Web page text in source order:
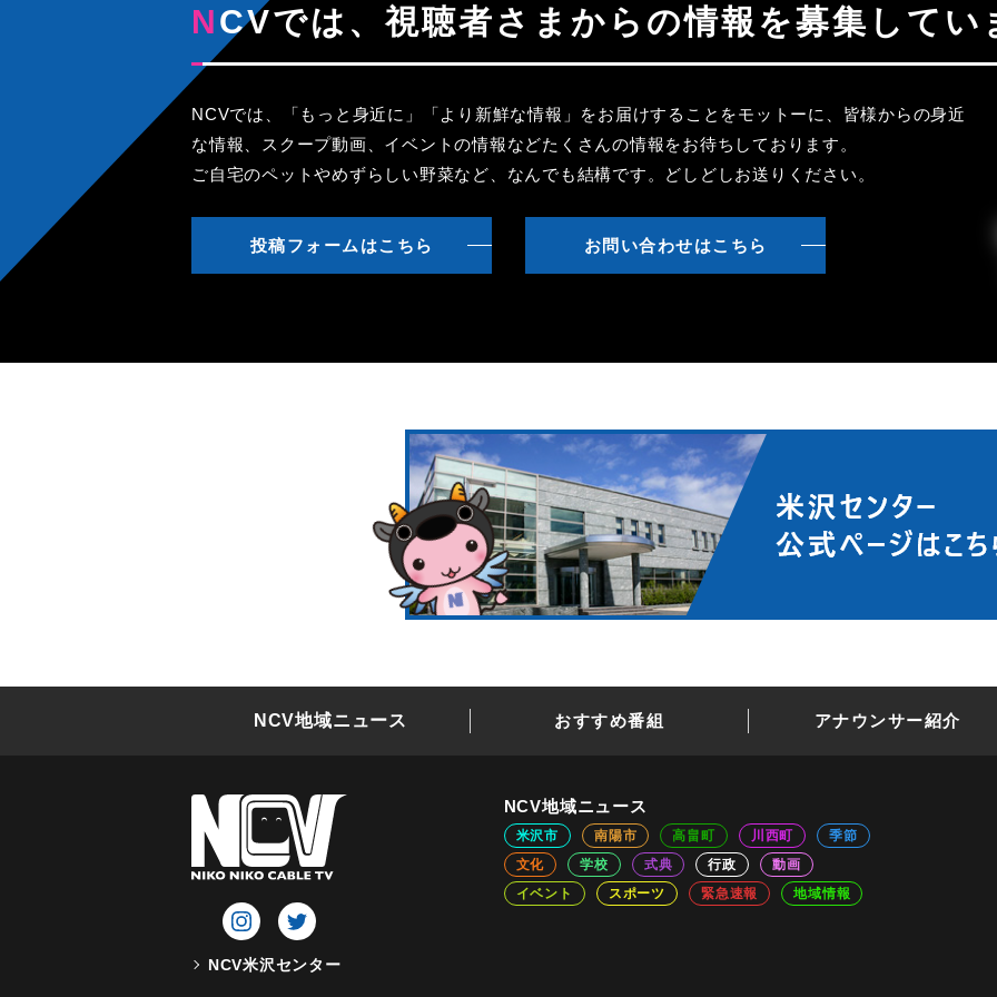
NCVでは、視聴者さまからの情報を募集してい
NCVでは、「もっと身近に」「より新鮮な情報」をお届けすることをモットーに、皆様からの身近
な情報、スクープ動画、イベントの情報などたくさんの情報をお待ちしております。
ご自宅のペットやめずらしい野菜など、なんでも結構です。どしどしお送りください。
投稿フォームはこちら お問い合わせはこちら
NCV地域ニュース おすすめ番組 アナウンサー紹介
NCV米沢センター
NCV地域ニュース
米沢市 南陽市 高畠町 川西町
季節
文化
学校 式典 行政
動画
イベント
スポーツ 緊急速報 地域情報